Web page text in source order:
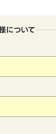
について